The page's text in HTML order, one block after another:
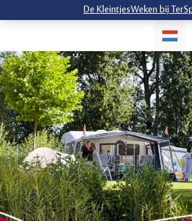
De KleintjesWeken bij